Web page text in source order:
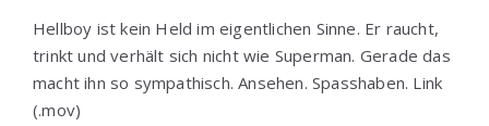
Hellboy ist kein Held im eigentlichen Sinne. Er raucht,
trinkt und verhält sich nicht wie Superman. Gerade das
macht ihn so sympathisch. Ansehen. Spasshaben. Link
(.mov)